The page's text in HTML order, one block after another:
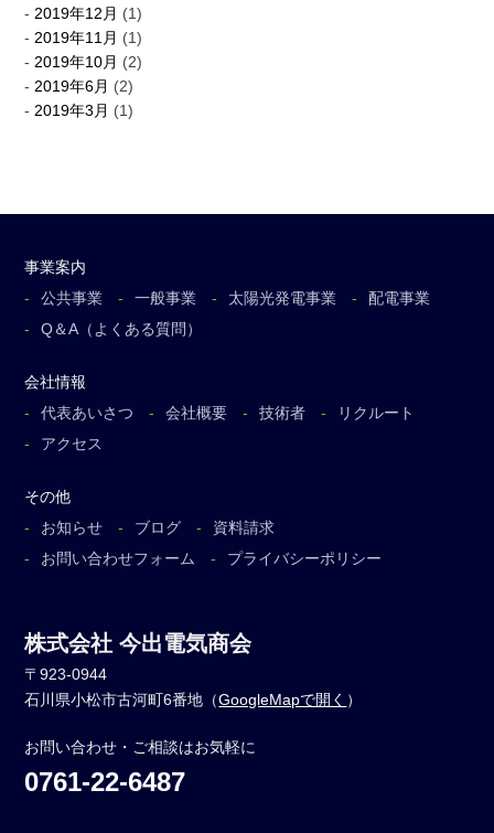
2019年12月 (1)
2019年11月 (1)
2019年10月 (2)
2019年6月 (2)
2019年3月 (1)
事業案内
公共事業
一般事業 太陽光発電事業
配電事業
Q＆A（よくある質問）
会社情報
代表あいさつ
会社概要 技術者
リクルート
アクセス
その他
お知らせ
ブログ
資料請求
お問い合わせフォーム
プライバシーポリシー
株式会社 今出電気商会
〒923-0944
石川県小松市古河町6番地（GoogleMapで開く ）
お問い合わせ・ご相談はお気軽に
0761-22-6487